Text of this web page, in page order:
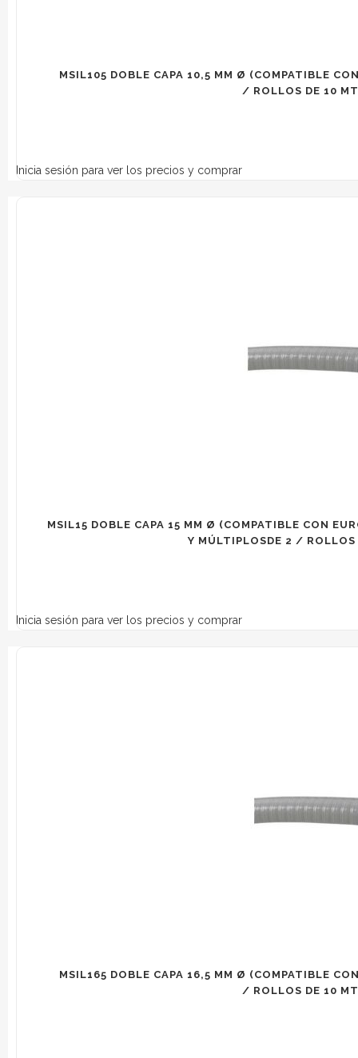
MSIL105 DOBLE CAPA 10,5 MM Ø (COMPATIBLE
/ ROLLOS DE 10
Inicia sesión para ver los precios y comprar
MSIL15 DOBLE CAPA 15 MM Ø (COMPATIBLE CON
Y MÚLTIPLOSDE 2 /
Inicia sesión para ver los precios y comprar
MSIL165 DOBLE CAPA 16,5 MM Ø (COMPATIBLE
/ ROLLOS DE 10